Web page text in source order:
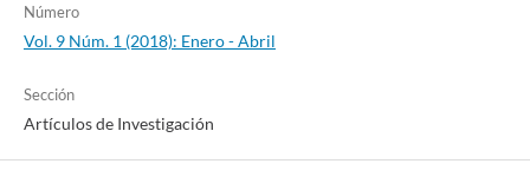
Número
Vol. 9 Núm. 1 (2018): Enero - Abril
Sección
Artículos de Investigación